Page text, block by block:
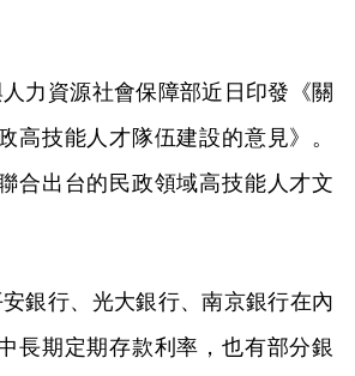
力資源社會保障部近日印發《關
高技能人才隊伍建設的意見》。
合出台的民政領域高技能人才文
銀行、光大銀行、南京銀行在內
長期定期存款利率，也有部分銀